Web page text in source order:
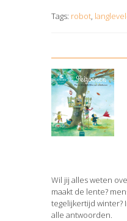
Tags: robot,
Wil jij alles weten
maakt de lente?
tegelijkertijd winter?
alle antwoorden.